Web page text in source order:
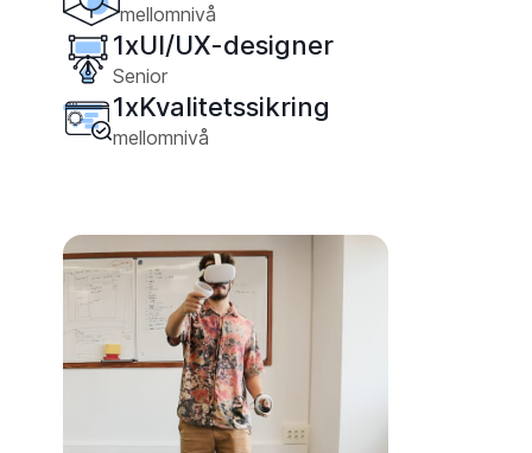
mellomnivå
1xUI/UX-designer
Senior
1xKvalitetssikring
mellomnivå